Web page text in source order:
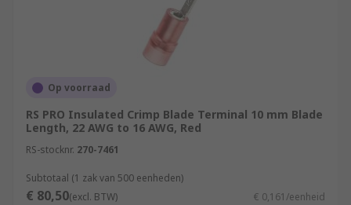
Op voorraad
RS PRO Insulated Crimp Blade Terminal 10 mm Blade
Length, 22 AWG to 16 AWG, Red
RS-stocknr. 270-7461
Subtotaal (1 zak van 500 eenheden)
€ 80,50(excl. BTW) € 0,161/eenheid